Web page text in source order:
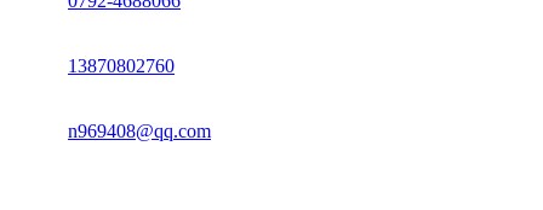
13870802760
n969408@qq.com